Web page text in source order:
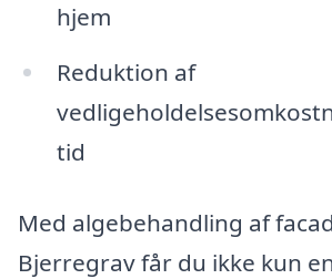
hjem
Reduktion af
tid
Med algebehandling af
Bjerregrav får du ikke kun